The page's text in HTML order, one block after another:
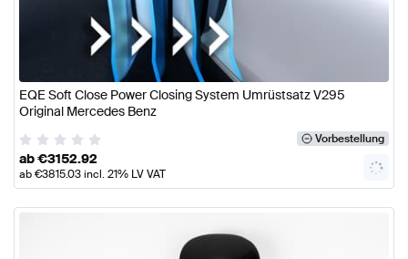
EQE Soft Close Power Closing System Umrüstsatz V295
Original Mercedes Benz
Vorbestellung
ab€3152.92
ab€3815.03incl. 21% LV VAT